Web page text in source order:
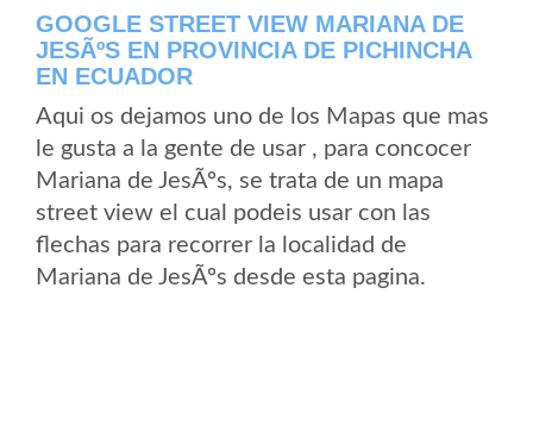
GOOGLE STREET VIEW MARIANA DE
JESÃºS EN PROVINCIA DE PICHINCHA
EN ECUADOR
Aqui os dejamos uno de los Mapas que mas
le gusta a la gente de usar , para concocer
Mariana de JesÃºs, se trata de un mapa
street view el cual podeis usar con las
flechas para recorrer la localidad de
Mariana de JesÃºs desde esta pagina.